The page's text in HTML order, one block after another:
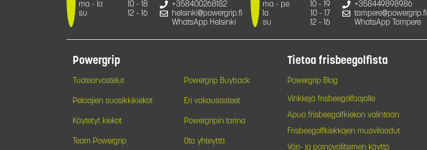
ma - la
10 - 18
su
12 - 16
+358400268182
helsinki@powergrip.fi
WhatsApp Helsinki
ma - pe
10 - 19
la
10 - 17
su
12 - 16
+358449898986
tampere@powergrip.fi
WhatsApp Tampere
Powergrip
Tuotearvostelut Powergrip Buyback
Pelaajien suosikkikiekot Eri vakausasteet
Käytetyt kiekot Powergripin tarina
Team Powergrip Ota yhteyttä
Tietoa frisbeegolfista
Powergrip Blog
Vinkkejä frisbeegolfaajalle
Apua frisbeegolfkiekon valintaan
Frisbeegolfkiekkojen muovilaadut
Väri- ja painovalitsimen käyttö